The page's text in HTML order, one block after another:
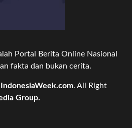
Portal Berita Online Nasional
fakta dan bukan cerita.
IndonesiaWeek.com. All Right
Group.